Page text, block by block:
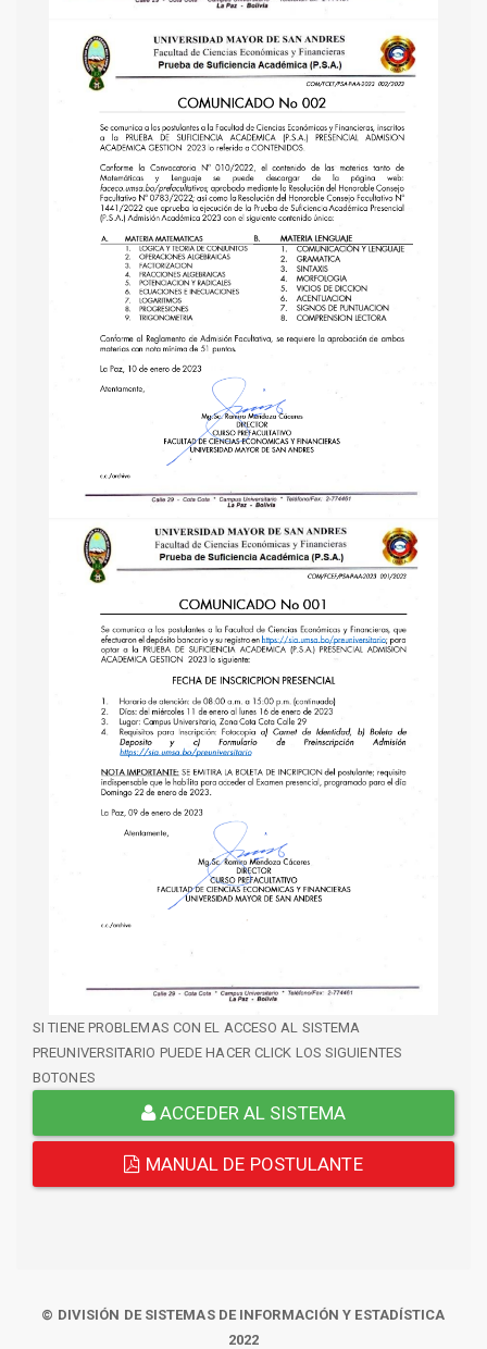
SI TIENE PROBLEMAS CON EL ACCESO AL SISTEMA
PREUNIVERSITARIO PUEDE HACER CLICK LOS SIGUIENTES
BOTONES
ACCEDER AL SISTEMA
MANUAL DE POSTULANTE
© DIVISIÓN DE SISTEMAS DE INFORMACIÓN Y ESTADÍSTICA
2022